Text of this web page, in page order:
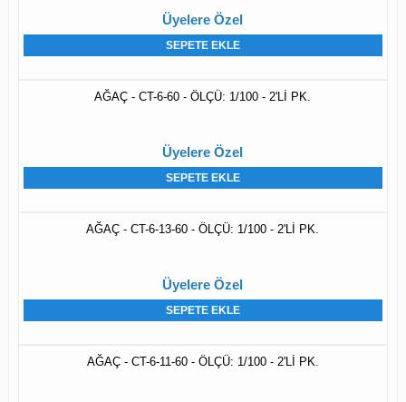
Üyelere Özel
SEPETE EKLE
AĞAÇ - CT-6-60 - ÖLÇÜ: 1/100 - 2'Lİ PK.
Üyelere Özel
SEPETE EKLE
AĞAÇ - CT-6-13-60 - ÖLÇÜ: 1/100 - 2'Lİ PK.
Üyelere Özel
SEPETE EKLE
AĞAÇ - CT-6-11-60 - ÖLÇÜ: 1/100 - 2'Lİ PK.